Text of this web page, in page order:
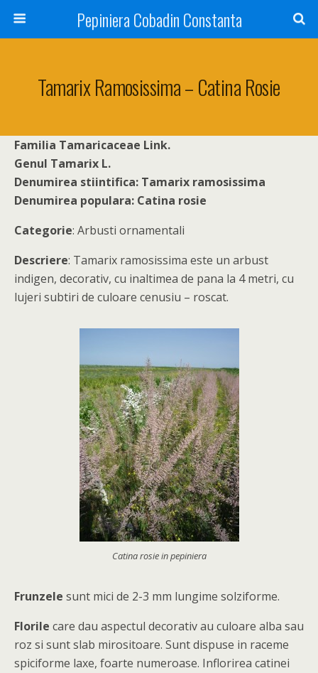
Pepiniera Cobadin Constanta
Tamarix Ramosissima – Catina Rosie
Familia Tamaricaceae Link.
Genul Tamarix L.
Denumirea stiintifica: Tamarix ramosissima
Denumirea populara: Catina rosie
Categorie: Arbusti ornamentali
Descriere: Tamarix ramosissima este un arbust
indigen, decorativ, cu inaltimea de pana la 4 metri, cu
lujeri subtiri de culoare cenusiu – roscat.
Catina rosie in pepiniera
Frunzele sunt mici de 2-3 mm lungime solziforme.
Florile care dau aspectul decorativ au culoare alba sau
roz si sunt slab mirositoare. Sunt dispuse in raceme
spiciforme laxe, foarte numeroase. Inflorirea catinei